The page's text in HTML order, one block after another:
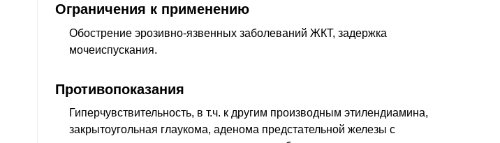
Ограничения к применению
Обострение эрозивно-язвенных заболеваний ЖКТ, задержка
мочеиспускания.
Противопоказания
Гиперчувствительность, в т.ч. к другим производным этилендиамина,
закрытоугольная глаукома, аденома предстательной железы с